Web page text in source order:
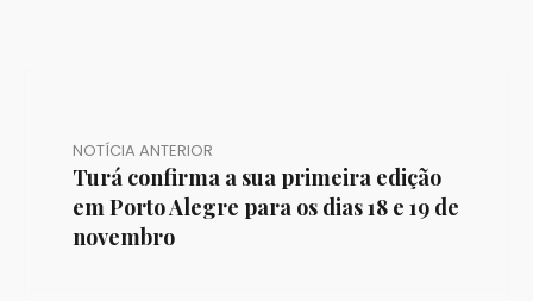
NOTÍCIA ANTERIOR
Turá confirma a sua primeira edição
em Porto Alegre para os dias 18 e 19 de
novembro